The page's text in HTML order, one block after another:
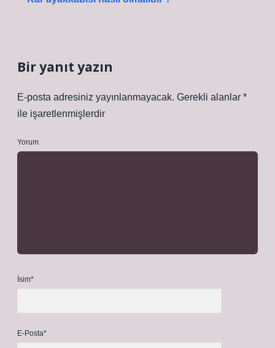
Bir yanıt yazın
E-posta adresiniz yayınlanmayacak. Gerekli alanlar *
ile işaretlenmişlerdir
Yorum
İsim*
E-Posta*